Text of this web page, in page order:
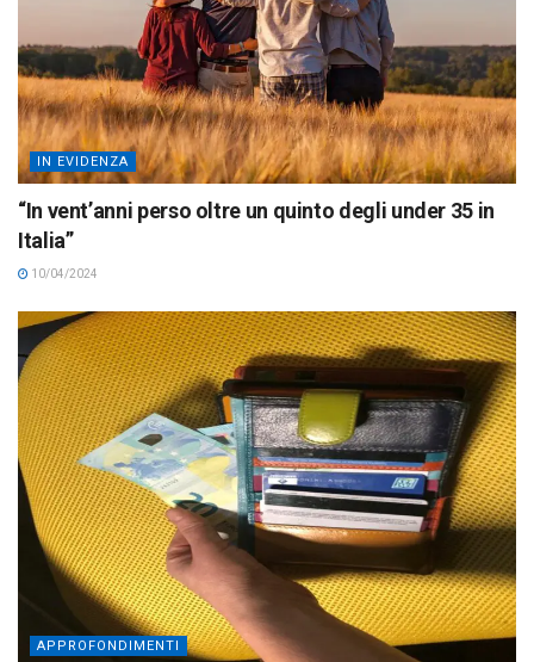
IN EVIDENZA
“In vent’anni perso oltre un quinto degli under 35 in
Italia”
10/04/2024
APPROFONDIMENTI